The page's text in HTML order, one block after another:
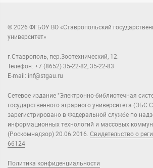
© 2026 ФГБОУ ВО «Ставропольский
университет»
г.Ставрополь, пер.Зоотехнический, 12.
Телефон: +7 (8652) 35-22-82, 35-22-83
E-mail: inf@stgau.ru
Сетевое издание "Электронно-библиотечная
государственного аграрного университета (ЭБС
зарегистрировано в Федеральной службе по
информационных технологий и массовых
(Роскомнадзор) 20.06.2016. Свидетельство о
66124
Политика конфиденциальности